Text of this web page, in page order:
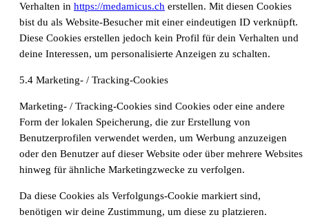
Schweiz im Jahr 2026
Verhalten in https://medamicus.ch erstellen. Mit diesen Cookies
bist du als Website-Besucher mit einer eindeutigen ID verknüpft.
Diese Cookies erstellen jedoch kein Profil für dein Verhalten und
deine Interessen, um personalisierte Anzeigen zu schalten.
5.4 Marketing- / Tracking-Cookies
Marketing- / Tracking-Cookies sind Cookies oder eine andere
Form der lokalen Speicherung, die zur Erstellung von
Benutzerprofilen verwendet werden, um Werbung anzuzeigen
oder den Benutzer auf dieser Website oder über mehrere Websites
hinweg für ähnliche Marketingzwecke zu verfolgen.
Da diese Cookies als Verfolgungs-Cookie markiert sind,
benötigen wir deine Zustimmung, um diese zu platzieren.